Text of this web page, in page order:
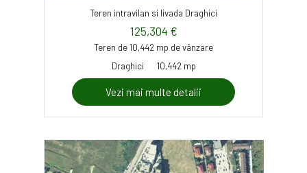
Teren intravilan si livada Draghici
125,304 €
Teren de 10,442 mp de vânzare
Draghici
10,442 mp
Vezi mai multe detalii